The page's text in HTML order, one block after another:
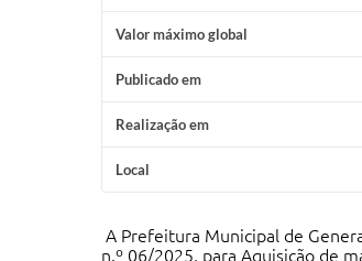
Valor máximo global
Publicado em
Realização em
Local
A Prefeitura Municipal de
n.º 06/2025, para Aquisição de